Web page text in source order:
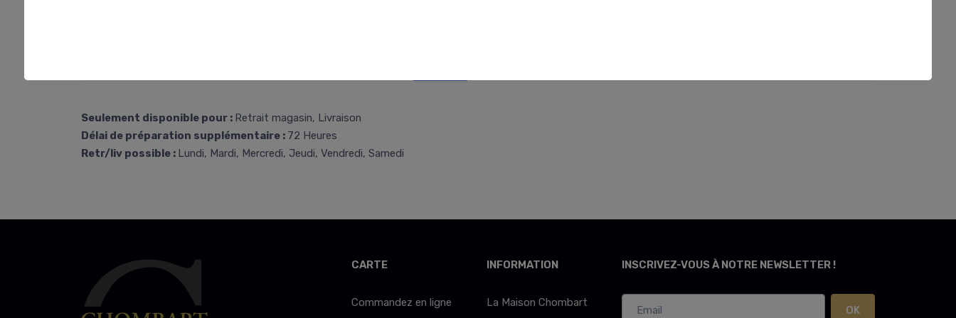
Seulement disponible pour : Retrait magasin, Livraison
Délai de préparation supplémentaire : 72 Heures
Retr/liv possible : Lundi, Mardi, Mercredi, Jeudi, Vendredi, Samedi
CARTE
Commandez en ligne
INFORMATION
La Maison Chombart
INSCRIVEZ-VOUS À NOTRE NEWSLETTER !
OK